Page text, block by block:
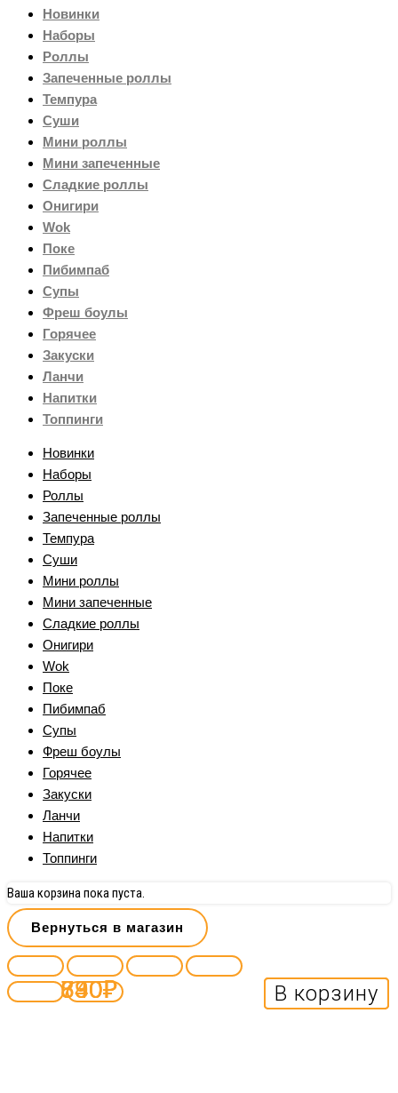
690₽ В корзину
840₽ В корзину
730₽ В корзину
Новинки
Наборы
Роллы
Запеченные роллы
Темпура
Суши
Мини роллы
Мини запеченные
Сладкие роллы
Онигири
Wok
Поке
Пибимпаб
Супы
Фреш боулы
Горячее
Закуски
Ланчи
Напитки
Топпинги
Новинки
Наборы
Роллы
Запеченные роллы
Темпура
Суши
Мини роллы
Мини запеченные
Сладкие роллы
Онигири
Wok
Поке
Пибимпаб
Супы
Фреш боулы
Горячее
Закуски
Ланчи
Напитки
Топпинги
Ваша корзина пока пуста.
Вернуться в магазин